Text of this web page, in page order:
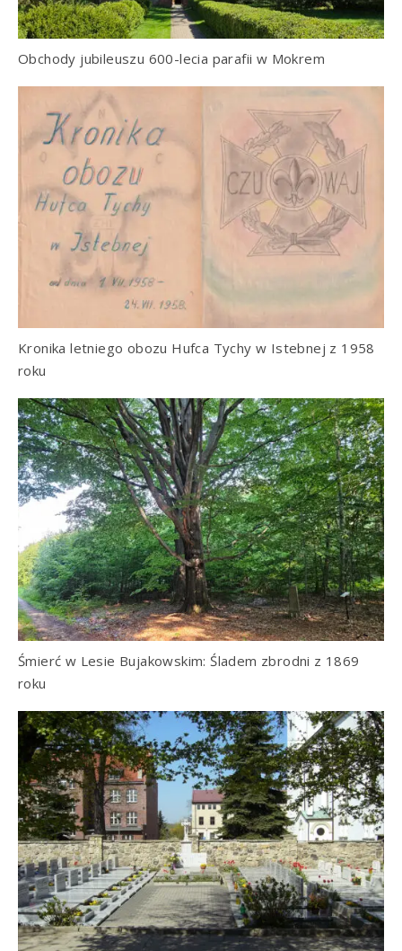
Obchody jubileuszu 600-lecia parafii w Mokrem
Kronika letniego obozu Hufca Tychy w Istebnej z 1958
roku
Śmierć w Lesie Bujakowskim: Śladem zbrodni z 1869
roku